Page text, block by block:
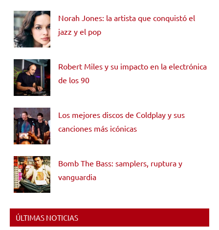
Norah Jones: la artista que conquistó el
jazz y el pop
Robert Miles y su impacto en la electrónica
de los 90
Los mejores discos de Coldplay y sus
canciones más icónicas
Bomb The Bass: samplers, ruptura y
vanguardia
ÚLTIMAS NOTICIAS